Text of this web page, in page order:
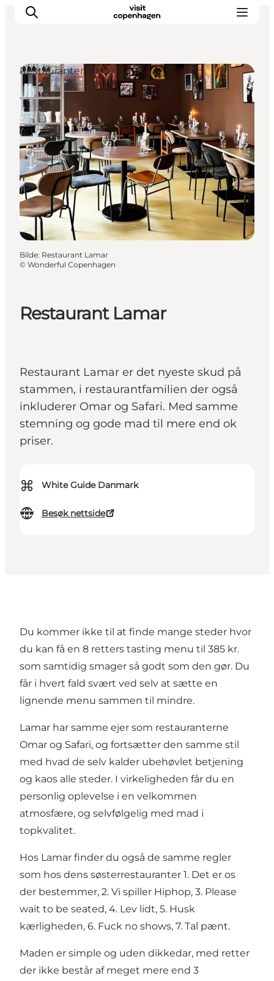
Aktiviteter
Spise og drikke
Planlegg turen din
Restaurant Lamar
Restaurant Lamar er det nyeste skud på
stammen, i restaurantfamilien der også
inkluderer Omar og Safari. Med samme
stemning og gode mad til mere end ok
priser.
⌘ White Guide Danmark
Besøk nettside
Restauranter
Bilde: Restaurant Lamar
© Wonderful Copenhagen
Du kommer ikke til at finde mange steder hvor
du kan få en 8 retters tasting menu til 385 kr.
som samtidig smager så godt som den gør. Du
får i hvert fald svært ved selv at sætte en
lignende menu sammen til mindre.
Lamar har samme ejer som restauranterne
Omar og Safari, og fortsætter den samme stil
med hvad de selv kalder ubehøvlet betjening
og kaos alle steder. I virkeligheden får du en
personlig oplevelse i en velkommen
atmosfære, og selvfølgelig med mad i
topkvalitet.
Hos Lamar finder du også de samme regler
som hos dens søsterrestauranter 1. Det er os
der bestemmer, 2. Vi spiller Hiphop, 3. Please
wait to be seated, 4. Lev lidt, 5. Husk
kærligheden, 6. Fuck no shows, 7. Tal pænt.
Maden er simple og uden dikkedar, med retter
der ikke består af meget mere end 3